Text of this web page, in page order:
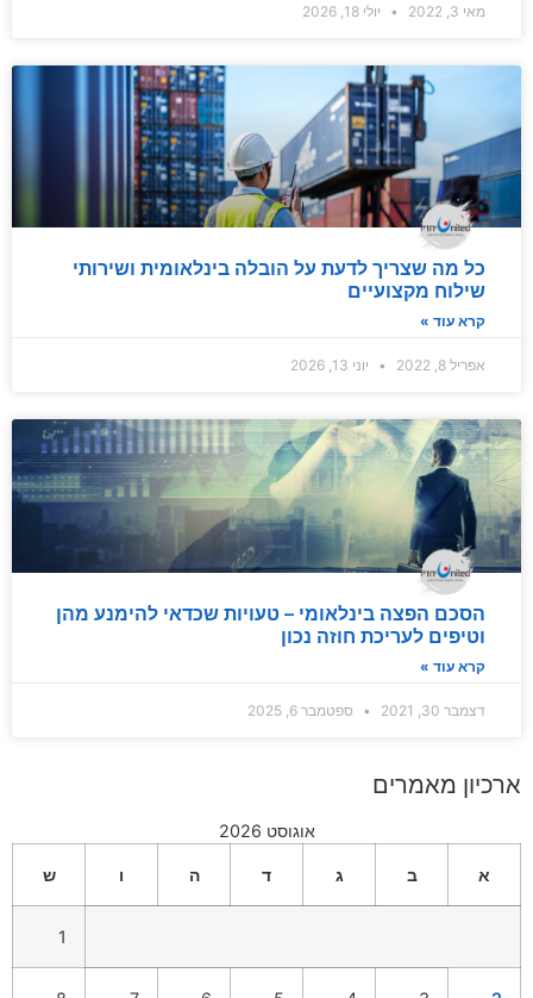
מאי 3, 2022 יולי 18, 2026
כל מה שצריך לדעת על הובלה בינלאומית ושירותי
שילוח מקצועיים
קרא עוד »
אפריל 8, 2022 יוני 13, 2026
הסכם הפצה בינלאומי – טעויות שכדאי להימנע מהן
וטיפים לעריכת חוזה נכון
קרא עוד »
דצמבר 30, 2021 ספטמבר 6, 2025
ארכיון מאמרים
אוגוסט 2026
א ב ג ד ה ו ש
1